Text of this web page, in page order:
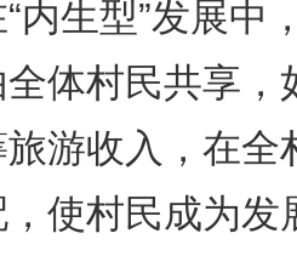
生型”发展中
体村民共享，
游收入，在全
使村民成为发